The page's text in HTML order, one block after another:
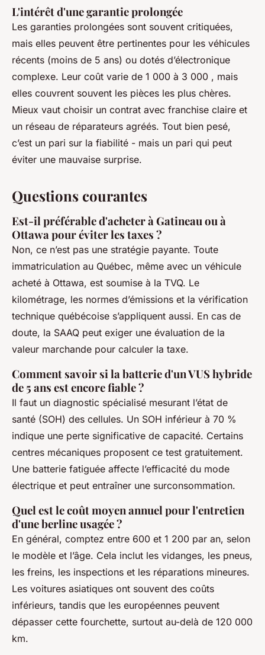
L'intérêt d'une garantie prolongée
Les garanties prolongées sont souvent critiquées,
mais elles peuvent être pertinentes pour les véhicules
récents (moins de 5 ans) ou dotés d’électronique
complexe. Leur coût varie de 1 000 à 3 000 , mais
elles couvrent souvent les pièces les plus chères.
Mieux vaut choisir un contrat avec franchise claire et
un réseau de réparateurs agréés. Tout bien pesé,
c’est un pari sur la fiabilité - mais un pari qui peut
éviter une mauvaise surprise.
Questions courantes
Est-il préférable d'acheter à Gatineau ou à
Ottawa pour éviter les taxes ?
Non, ce n’est pas une stratégie payante. Toute
immatriculation au Québec, même avec un véhicule
acheté à Ottawa, est soumise à la TVQ. Le
kilométrage, les normes d’émissions et la vérification
technique québécoise s’appliquent aussi. En cas de
doute, la SAAQ peut exiger une évaluation de la
valeur marchande pour calculer la taxe.
Comment savoir si la batterie d'un VUS hybride
de 5 ans est encore fiable ?
Il faut un diagnostic spécialisé mesurant l’état de
santé (SOH) des cellules. Un SOH inférieur à 70 %
indique une perte significative de capacité. Certains
centres mécaniques proposent ce test gratuitement.
Une batterie fatiguée affecte l’efficacité du mode
électrique et peut entraîner une surconsommation.
Quel est le coût moyen annuel pour l'entretien
d'une berline usagée ?
En général, comptez entre 600 et 1 200 par an, selon
le modèle et l’âge. Cela inclut les vidanges, les pneus,
les freins, les inspections et les réparations mineures.
Les voitures asiatiques ont souvent des coûts
inférieurs, tandis que les européennes peuvent
dépasser cette fourchette, surtout au-delà de 120 000
km.